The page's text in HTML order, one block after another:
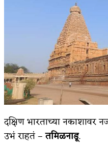
कसं हुईन तं हू
काळजाचे प्रेत
चमकदार
आदिवासींचा
जोशी
डेंग्यू: ताप
४ जुलै –
दक्षिण भारताच्या नकाशावर
उभं राहतं –तमिळनाडू.